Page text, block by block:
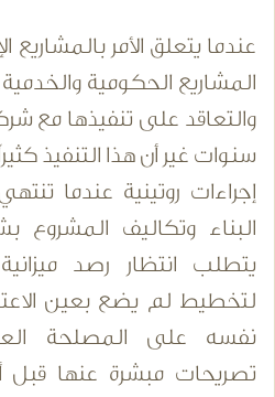
عندما يتعلق الأمر
المشاريع الحكومية
والتعاقد على تنفيذها مع
سنوات غير أن هذا التنفيذ
إجراءات روتينية عندما
البناء وتكاليف
يتطلب انتظار رصد
لتخطيط لم يضع بعين
نفسه على المصلحة
تصريحات مبشرة عنها قبل